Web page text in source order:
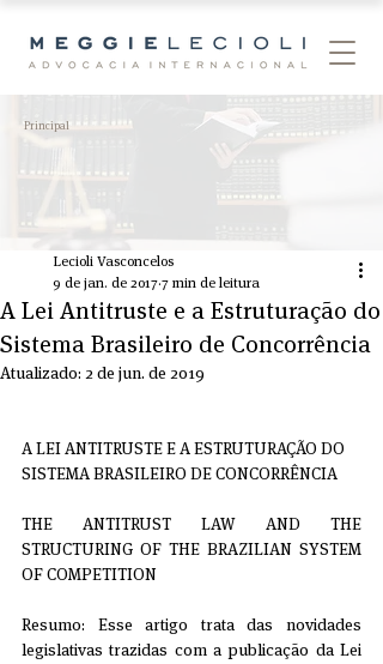
Principal
A Lei Antitruste e a Estruturação do
Sistema Brasileiro de Concorrência
Lecioli Vasconcelos
9 de jan. de 2017 7 min de leitura
Atualizado: 2 de jun. de 2019
A LEI ANTITRUSTE E A ESTRUTURAÇÃO DO
SISTEMA BRASILEIRO DE CONCORRÊNCIA
THE ANTITRUST LAW AND THE
STRUCTURING OF THE BRAZILIAN SYSTEM
OF COMPETITION
Resumo: Esse artigo trata das novidades
legislativas trazidas com a publicação da Lei